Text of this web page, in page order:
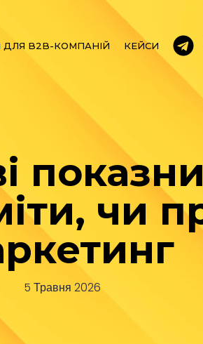
ДЛЯ B2B-КОМПАНІЙ КЕЙСИ
чи
5 Травня 2026